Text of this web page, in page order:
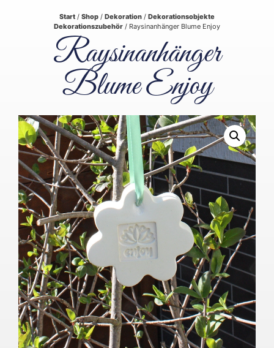
Start / Shop / Dekoration / Dekorationsobjekte
Dekorationszubehör / Raysinanhänger Blume Enjoy
Raysinanhänger
Blume Enjoy